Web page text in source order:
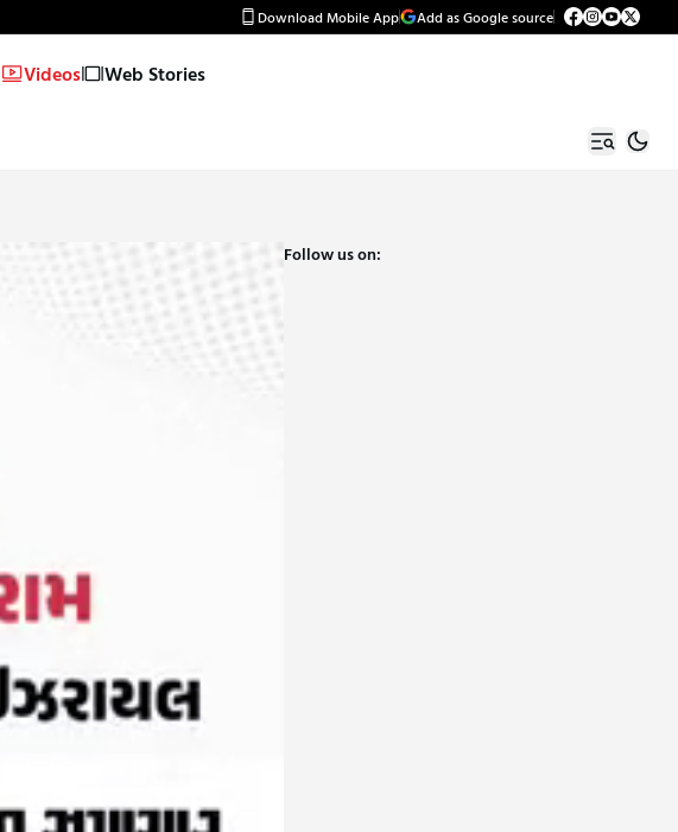
Download Mobile App Add as Google source
Videos Web Stories
Follow us on: